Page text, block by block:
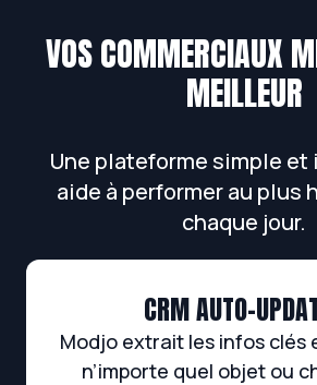
VOS COMMERCIAUX
MEILLEUR
Une plateforme simple et
aide à performer au plus
chaque jour.
CRM AUTO-
Modjo extrait les infos clés
n’importe quel objet ou